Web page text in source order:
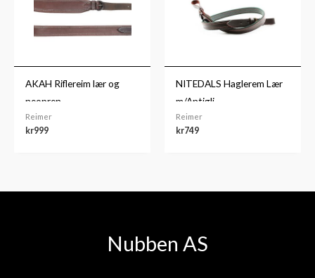
AKAH Riflereim lær og
neopren
Reimer
kr999
NITEDALS Haglerem Lær
m/Antigli
Reimer
kr749
Nubben AS